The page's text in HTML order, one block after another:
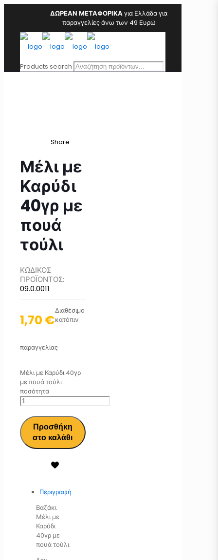
ΔΩΡΕΑΝ ΜΕΤΑΦΟΡΙΚΑγια Ελλάδα για
παραγγελίες άνω των 49 Ευρώ
Products search
Share
Μέλι με
Καρύδι
40γρ με
πουά
τούλι
ΚΩΔΙΚΟΣ
ΠΡΟΪΟΝΤΟΣ:
09.0.0011
1,70 €
Διαθέσιμο
κατόπιν
παραγγελίας
Μέλι με Καρύδι 40γρ
με πουά τούλι
ποσότητα
Προσθήκη
στο καλάθι
Περιγραφή
Βαζάκι
Μέλι με
Καρύδι
40γρ με
πουά τούλι